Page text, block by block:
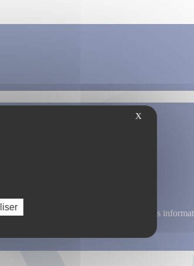
de me recontacter, pour m’envoyer des
X